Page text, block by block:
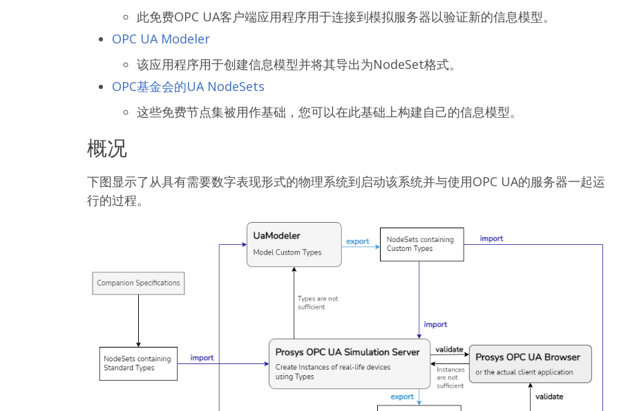
此免费OPC UA客户端应用程序用于连接到模拟服务器以验证新的信息模型。
OPC UA Modeler
该应用程序用于创建信息模型并将其导出为NodeSet格式。
OPC基金会的UA NodeSets
这些免费节点集被用作基础，您可以在此基础上构建自己的信息模型。
概况
下图显示了从具有需要数字表现形式的物理系统到启动该系统并与使用OPC UA的服务器一起运
行的过程。